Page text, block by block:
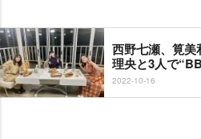
西野七瀬、筧
理央と3人で
2022-10-16